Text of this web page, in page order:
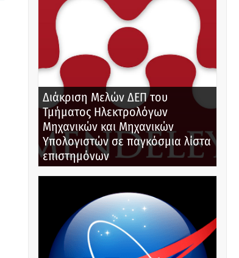
Διάκριση Μελών ΔΕΠ του
Τμήματος Ηλεκτρολόγων
Μηχανικών και Μηχανικών
Υπολογιστών σε παγκόσμια λίστα
επιστημόνων